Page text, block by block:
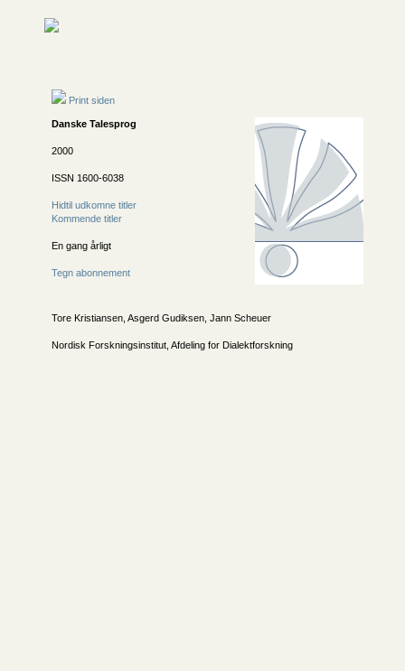
Print siden
Danske Talesprog
2000
ISSN 1600-6038
Hidtil udkomne titler
Kommende titler
En gang årligt
Tegn abonnement
Tore Kristiansen, Asgerd Gudiksen, Jann Scheuer
Nordisk Forskningsinstitut, Afdeling for Dialektforskning